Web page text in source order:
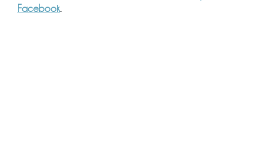
Facebook.